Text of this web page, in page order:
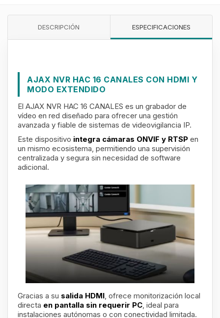
DESCRIPCIÓN ESPECIFICACIONES
AJAX NVR HAC 16 CANALES CON HDMI Y
MODO EXTENDIDO
El AJAX NVR HAC 16 CANALES es un grabador de
vídeo en red diseñado para ofrecer una gestión
avanzada y fiable de sistemas de videovigilancia IP.
Este dispositivo integra cámaras ONVIF y RTSP en
un mismo ecosistema, permitiendo una supervisión
centralizada y segura sin necesidad de software
adicional.
Gracias a su salida HDMI, ofrece monitorización local
directa en pantalla sin requerir PC, ideal para
instalaciones autónomas o con conectividad limitada.